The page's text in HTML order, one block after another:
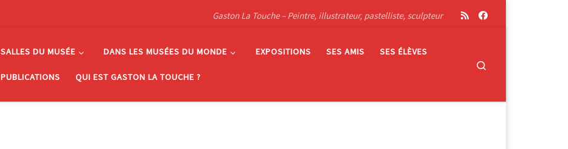
Gaston La Touche – Peintre, illustrateur, pastelliste, sculpteur
SALLES DU MUSÉE DANS LES MUSÉES DU MONDE EXPOSITIONS SES AMIS SES ÉLÈVES
PUBLICATIONS QUI EST GASTON LA TOUCHE ?